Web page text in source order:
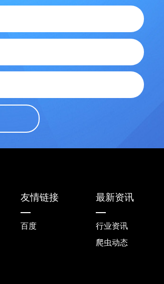
友情链接
百度
最新资讯
行业资讯
爬虫动态